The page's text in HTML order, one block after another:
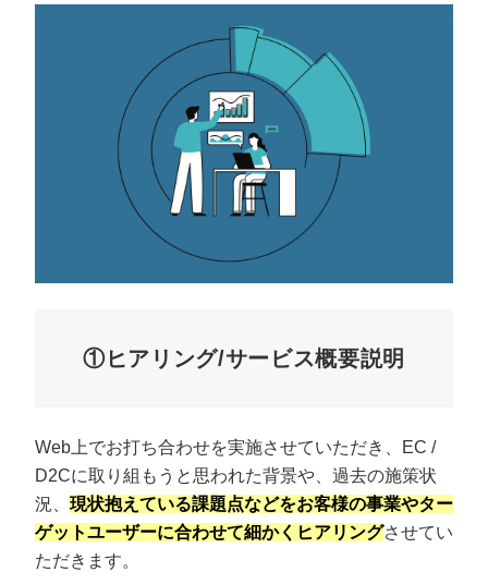
①ヒアリング/サービス概要説明
Web上でお打ち合わせを実施させていただき、EC /
D2Cに取り組もうと思われた背景や、過去の施策状
況、 現状抱えている課題点などをお客様の事業やター
ゲットユーザーに合わせて細かくヒアリングさせてい
ただきます。